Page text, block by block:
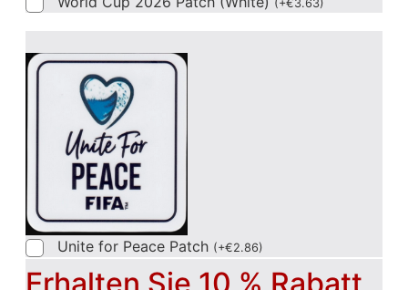
(+€3.63)
Unite for Peace Patch (+€2.86)